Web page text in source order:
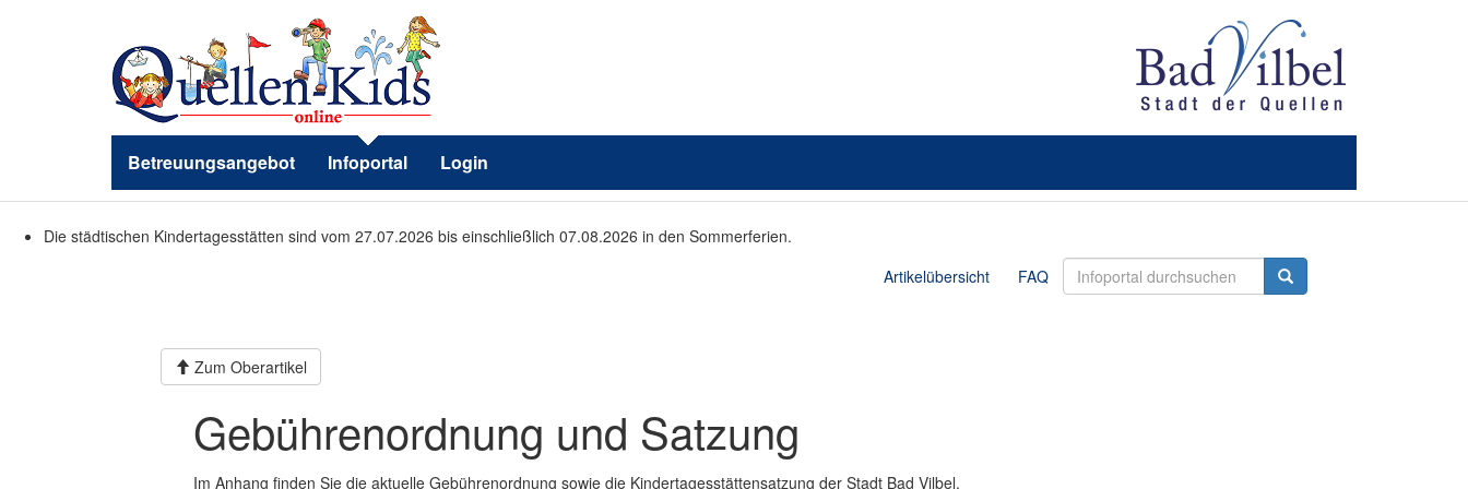
Betreuungsangebot Infoportal Login
Die städtischen Kindertagesstätten sind vom 27.07.2026 bis einschließlich 07.08.2026 in den Sommerferien.
FAQ
Artikelübersicht
Zum Oberartikel
Gebührenordnung und Satzung
Im Anhang finden Sie die aktuelle Gebührenordnung sowie die Kindertagesstättensatzung der Stadt Bad Vilbel.